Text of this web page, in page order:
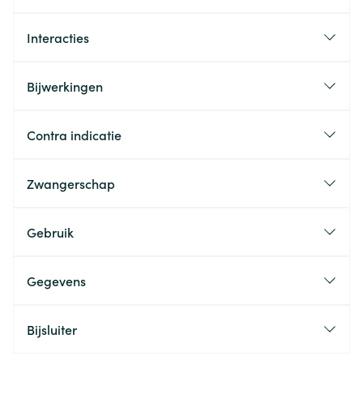
Interacties
Bijwerkingen
Contra indicatie
Zwangerschap
Gebruik
Gegevens
Bijsluiter